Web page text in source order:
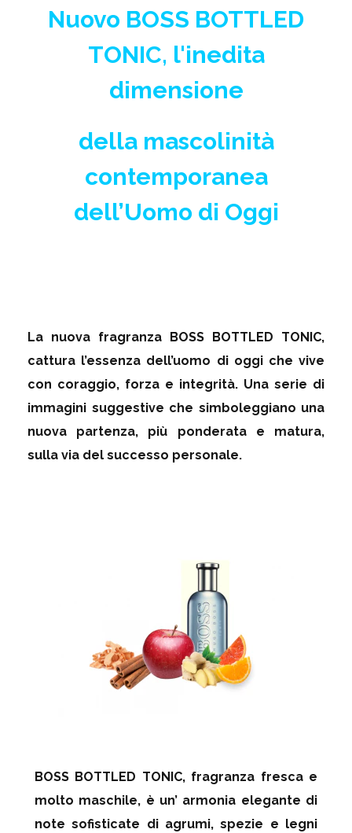
Nuovo BOSS BOTTLED
TONIC, l'inedita
dimensione
della mascolinità
contemporanea
dell’Uomo di Oggi
La nuova fragranza BOSS BOTTLED TONIC,
cattura l’essenza dell’uomo di oggi che vive
con coraggio, forza e integrità. Una serie di
immagini suggestive che simboleggiano una
nuova partenza, più ponderata e matura,
sulla via del successo personale.
BOSS BOTTLED TONIC, fragranza fresca e
molto maschile, è un’ armonia elegante di
note sofisticate di agrumi, spezie e legni